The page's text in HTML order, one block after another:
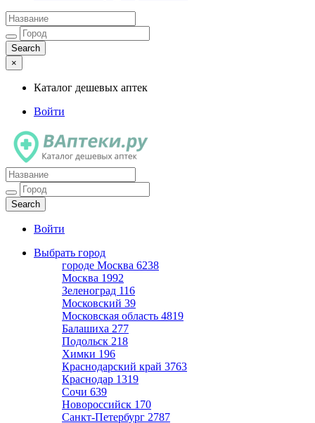
×
Каталог дешевых аптек
Войти
Каталог дешевых аптек
Войти
Выбрать город
городе Москва 6238
Москва 1992
Зеленоград 116
Московский 39
Московская область 4819
Балашиха 277
Подольск 218
Химки 196
Краснодарский край 3763
Краснодар 1319
Сочи 639
Новороссийск 170
Санкт-Петербург 2787